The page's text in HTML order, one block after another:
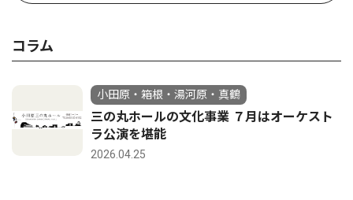
コラム
小田原・箱根・湯河原・真鶴
三の丸ホールの文化事業 ７月はオーケスト
ラ公演を堪能
2026.04.25